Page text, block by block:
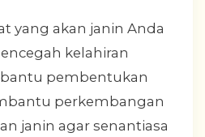
yang akan janin Anda
kelahiran
pembentukan
perkembangan
janin agar senantiasa